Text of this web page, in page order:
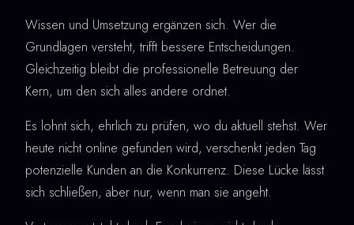
Wissen und Umsetzung ergänzen sich. Wer die
Grundlagen versteht, trifft bessere Entscheidungen.
Gleichzeitig bleibt die professionelle Betreuung der
Kern, um den sich alles andere ordnet.
Es lohnt sich, ehrlich zu prüfen, wo du aktuell stehst. Wer
heute nicht online gefunden wird, verschenkt jeden Tag
potenzielle Kunden an die Konkurrenz. Diese Lücke lässt
sich schließen, aber nur, wenn man sie angeht.